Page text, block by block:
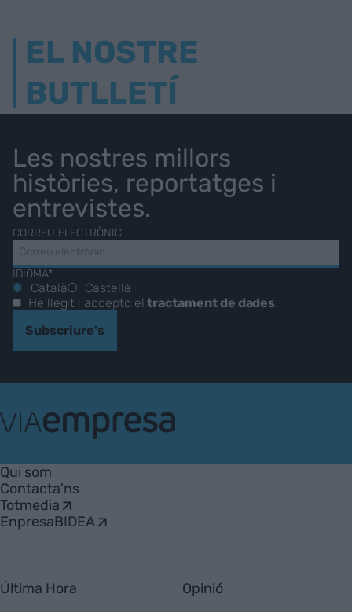
EL NOSTRE
BUTLLETÍ
Les nostres millors
històries, reportatges i
entrevistes.
CORREU ELECTRÒNIC
IDIOMA*
Català
Castellà
He llegit i accepto eltractament de dades.
Subscriure's
Empresa
Qui som
Contacta'ns
Totmedia
EnpresaBIDEA
Última Hora Opinió